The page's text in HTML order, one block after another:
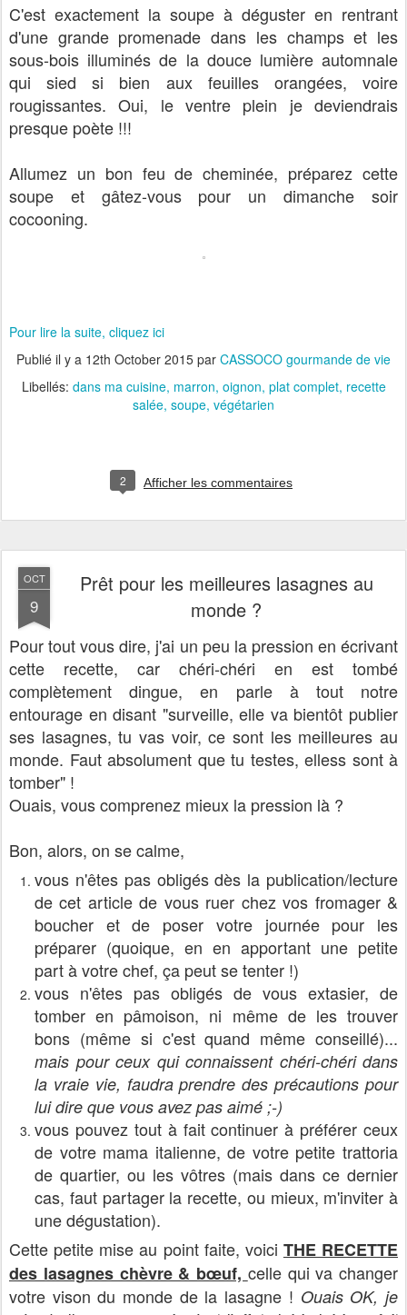
C'est exactement la soupe à déguster en rentrant
d'une grande promenade dans les champs et les
sous-bois illuminés de la douce lumière automnale
qui sied si bien aux feuilles orangées, voire
rougissantes. Oui, le ventre plein je deviendrais
presque poète !!!
Allumez un bon feu de cheminée, préparez cette
soupe et gâtez-vous pour un dimanche soir
cocooning.
Pour lire la suite, cliquez ici
Publié il y a 12th October 2015 par CASSOCO gourmande de vie
Libellés: dans ma cuisine marron oignon plat complet recette
salée soupe végétarien
2 Afficher les commentaires
OCT
9
Prêt pour les meilleures lasagnes au
monde ?
Pour tout vous dire, j'ai un peu la pression en écrivant
cette recette, car chéri-chéri en est tombé
complètement dingue, en parle à tout notre
entourage en disant "surveille, elle va bientôt publier
ses lasagnes, tu vas voir, ce sont les meilleures au
monde. Faut absolument que tu testes, elless sont à
tomber" !
Ouais, vous comprenez mieux la pression là ?
Bon, alors, on se calme,
vous n'êtes pas obligés dès la publication/lecture
de cet article de vous ruer chez vos fromager &
boucher et de poser votre journée pour les
préparer (quoique, en en apportant une petite
part à votre chef, ça peut se tenter !)
vous n'êtes pas obligés de vous extasier, de
tomber en pâmoison, ni même de les trouver
bons (même si c'est quand même conseillé)...
mais pour ceux qui connaissent chéri-chéri dans
la vraie vie, faudra prendre des précautions pour
lui dire que vous avez pas aimé ;-)
vous pouvez tout à fait continuer à préférer ceux
de votre mama italienne, de votre petite trattoria
de quartier, ou les vôtres (mais dans ce dernier
cas, faut partager la recette, ou mieux, m'inviter à
une dégustation).
Cette petite mise au point faite, voici THE RECETTE
des lasagnes chèvre & bœuf, celle qui va changer
votre vison du monde de la lasagne ! Ouais OK, je